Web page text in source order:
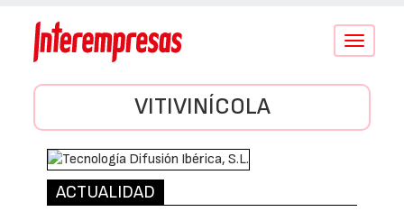
Conmutar
VITIVINÍCOLA
ACTUALIDAD